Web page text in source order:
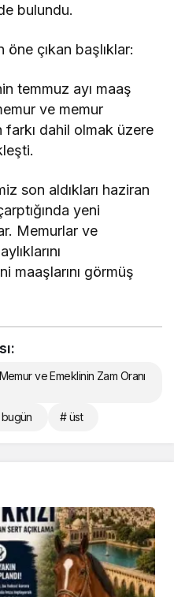
bulundu.
öne çıkan başlıklar:
temmuz ayı maaş
ve memur
dahil olmak üzere
son aldıkları haziran
yeni
Memurlar ve
maaşlarını görmüş
ve Emeklinin Zam Oranı
# üst